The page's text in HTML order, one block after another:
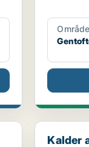
Område
Kalder alle
Kalder